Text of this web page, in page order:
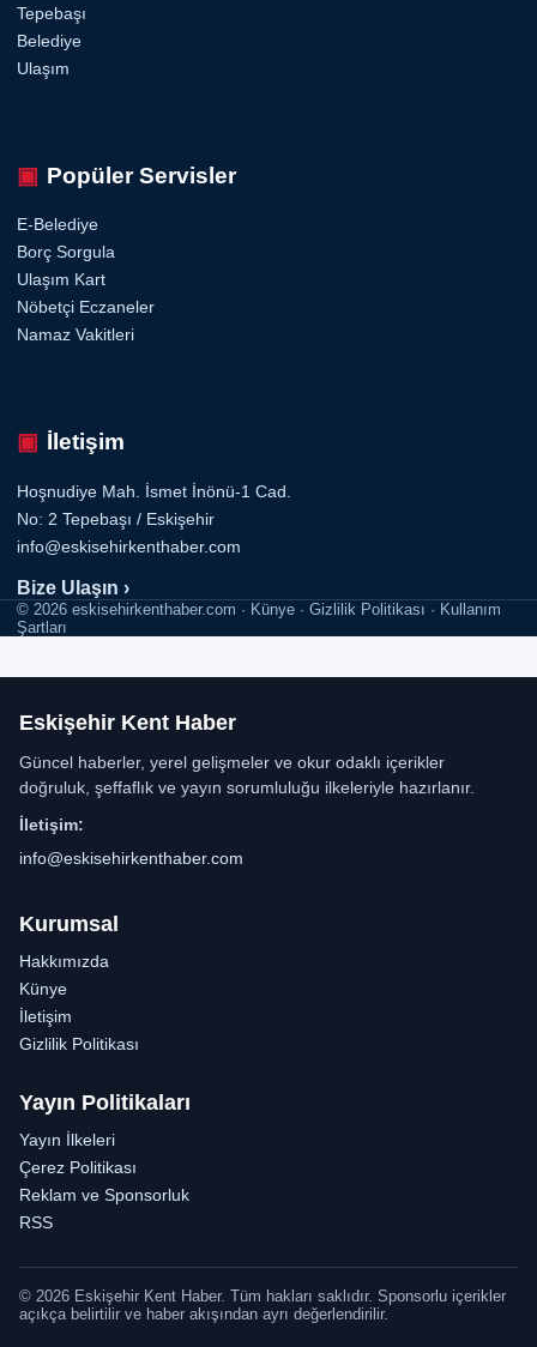
Tepebaşı
Belediye
Ulaşım
Popüler Servisler
E-Belediye
Borç Sorgula
Ulaşım Kart
Nöbetçi Eczaneler
Namaz Vakitleri
İletişim
Hoşnudiye Mah. İsmet İnönü-1 Cad.
No: 2 Tepebaşı / Eskişehir
info@eskisehirkenthaber.com
Bize Ulaşın ›
© 2026 eskisehirkenthaber.com · Künye · Gizlilik Politikası · Kullanım
Şartları
Eskişehir Kent Haber
Güncel haberler, yerel gelişmeler ve okur odaklı içerikler
doğruluk, şeffaflık ve yayın sorumluluğu ilkeleriyle hazırlanır.
İletişim:
info@eskisehirkenthaber.com
Kurumsal
Hakkımızda
Künye
İletişim
Gizlilik Politikası
Yayın Politikaları
Yayın İlkeleri
Çerez Politikası
Reklam ve Sponsorluk
RSS
© 2026 Eskişehir Kent Haber. Tüm hakları saklıdır. Sponsorlu içerikler
açıkça belirtilir ve haber akışından ayrı değerlendirilir.